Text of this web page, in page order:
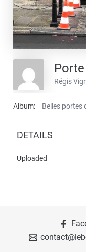
Régis
Album: Belles portes
DETAILS
Uploaded